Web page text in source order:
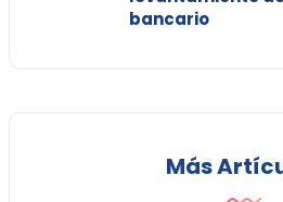
bancario
Más